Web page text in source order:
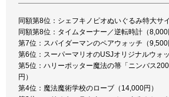
同額第8位：シェフキノピオぬいぐるみ特大サ
同額第8位：タイムターナー／逆転時計（8,000
第7位：スパイダーマンのペアウォッチ（9,500
第6位：スーパーマリオのUSJオリジナルウォ
第5位：ハリーポッター魔法の箒「ニンバス
円）
第4位：魔法魔術学校のローブ（14,000円）